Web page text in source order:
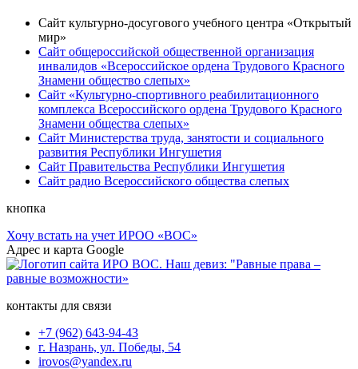
Сайт культурно-досугового учебного центра «Открытый
мир»
Сайт общероссийской общественной организация
инвалидов «Всероссийское ордена Трудового Красного
Знамени общество слепых»
Сайт «Культурно-спортивного реабилитационного
комплекса Всероссийского ордена Трудового Красного
Знамени общества слепых»
Сайт Министерства труда, занятости и социального
развития Республики Ингушетия
Сайт Правительства Республики Ингушетия
Сайт радио Всероссийского общества слепых
кнопка
Хочу встать на учет ИРОО «ВОС»
Адрес и карта Google
контакты для связи
+7 (962) 643-94-43
г. Назрань, ул. Победы, 54
irovos@yandex.ru